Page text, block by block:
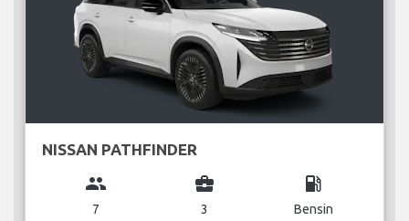
NISSAN PATHFINDER
group
7
business_center
3
local_gas_station
Bensin